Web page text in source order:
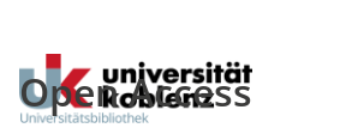
Open Access